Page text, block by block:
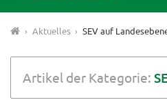
› Aktuelles › SEV auf
Artikel der Kategorie: